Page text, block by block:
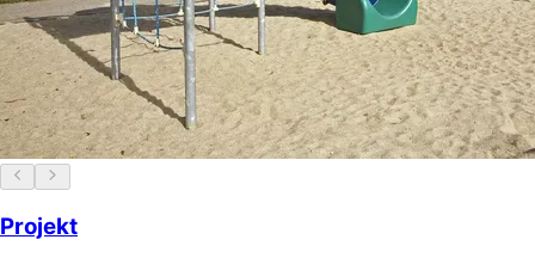
Projekt